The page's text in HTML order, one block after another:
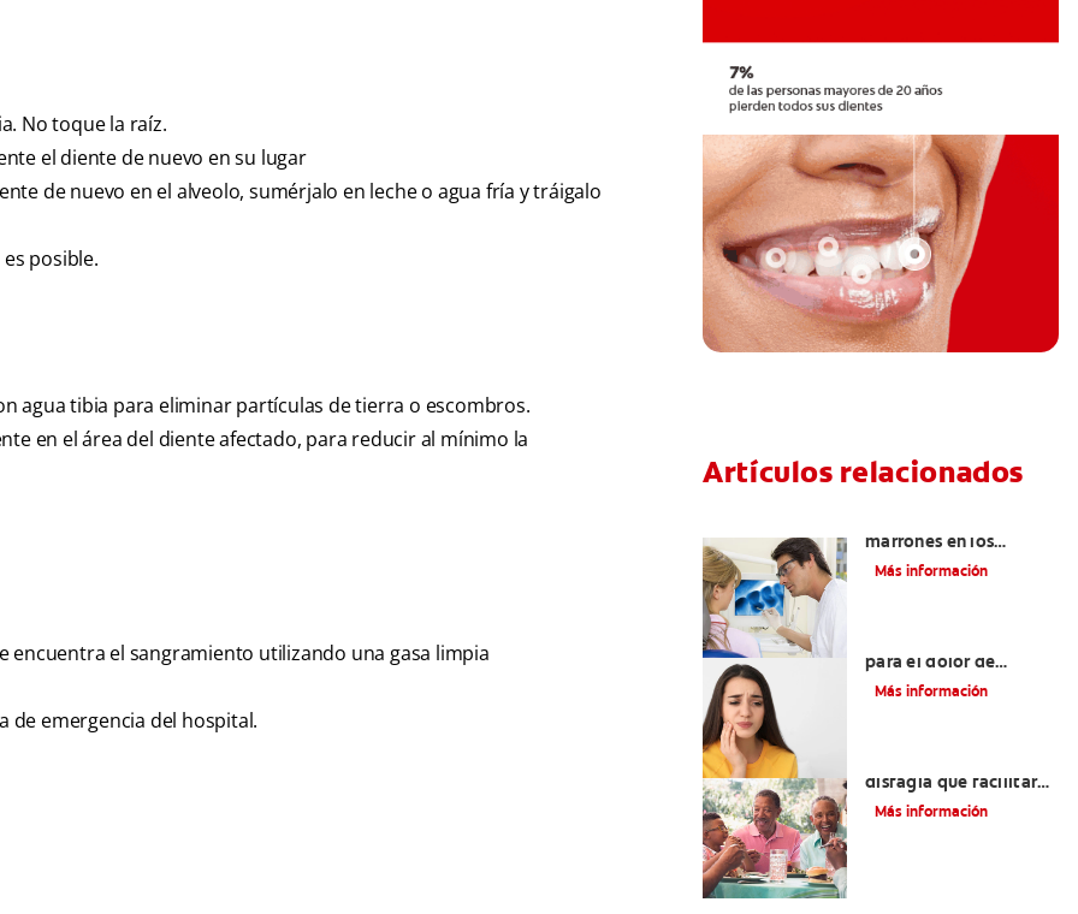
No toque la raíz.
el diente de nuevo en su lugar
de nuevo en el alveolo, sumérjalo en leche o agua fría y tráigalo
posible.
agua tibia para eliminar partículas de tierra o escombros.
en el área del diente afectado, para reducir al mínimo la
el sangramiento utilizando una gasa limpia
de emergencia del hospital.
Artículos relacionados
marrones en los
dientes
Más información
para el dolor de
dientes
Más información
disfagia que facilitarán
la deglución
Más información